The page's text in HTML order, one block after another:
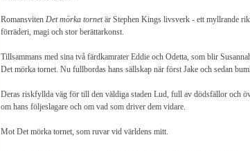
Romansviten Det mörka tornetär Stephen Kings livsverk - ett myllrande
förräderi, magi och stor berättarkonst.
Tillsammans med sina två färdkamrater Eddie och Odetta, som blir
Det mörka tornet. Nu fullbordas hans sällskap när först Jake och sedan
Deras riskfyllda väg för till den väldiga staden Lud, full av dödsfällor och
om hans följeslagare och om vad som driver dem vidare.
Mot Det mörka tornet, som ruvar vid världens mitt.